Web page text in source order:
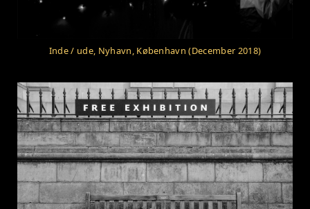
Inde / ude, Nyhavn, København (December 2018)